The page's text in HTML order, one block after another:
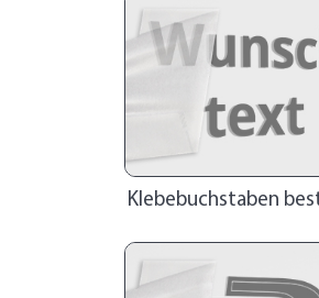
Klebebuchstaben